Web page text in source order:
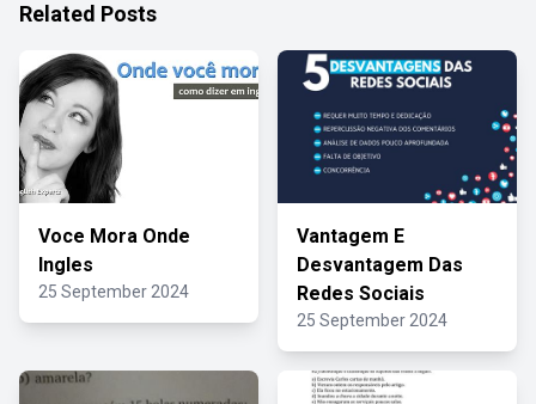
Related Posts
Voce Mora Onde
Ingles
25 September 2024
Vantagem E
Desvantagem Das
Redes Sociais
25 September 2024